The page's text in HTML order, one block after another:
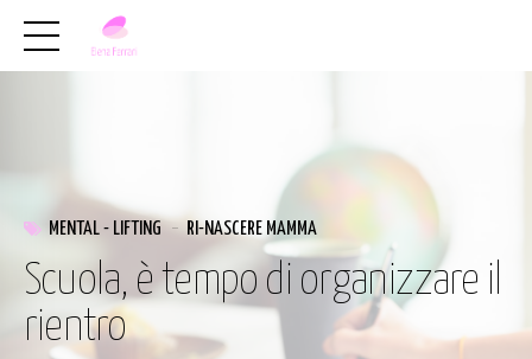
MENTAL - LIFTING RI-NASCERE MAMMA
Scuola, è tempo di organizzare il
rientro